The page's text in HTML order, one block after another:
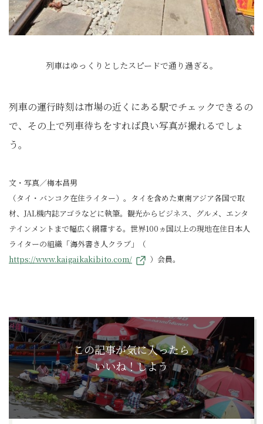
列車はゆっくりとしたスピードで通り過ぎる。
列車の運行時刻は市場の近くにある駅でチェックできるの
で、その上で列車待ちをすれば良い写真が撮れるでしょ
う。
文・写真／梅本昌男
（タイ・バンコク在住ライター）。タイを含めた東南アジア各国で取
材、JAL機内誌アゴラなどに執筆。観光からビジネス、グルメ、エンタ
テインメントまで幅広く網羅する。世界100ヵ国以上の現地在住日本人
ライターの組織「海外書き人クラブ」（
https://www.kaigaikakibito.com/
）会員。
この記事が気に入ったら
いいね！しよう